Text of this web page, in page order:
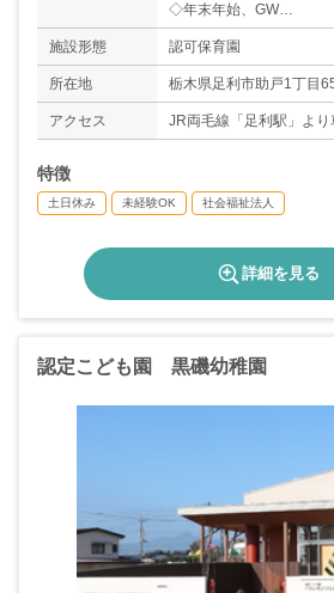
◇年末年始、GW
◇有給休暇（6ヶ月経過
施設形態 認可保育園
所在地 栃木県足利市助戸1丁目
アクセス JR両毛線「足利駅」よ
特徴
土日休み 未経験OK 社会福祉法人
詳細を見る
認定こども園 黒磯幼稚園